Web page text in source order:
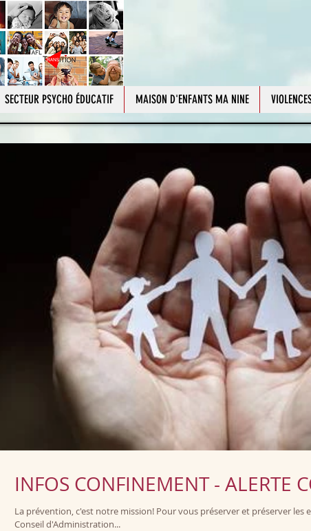
SECTEUR PSYCHO ÉDUCATIF MAISON D'ENFANTS MA NINE
INFOS CONFINEMENT - ALERTE
La prévention, c'est notre mission! Pour vous préserver et préserver les
Conseil d'Administration...